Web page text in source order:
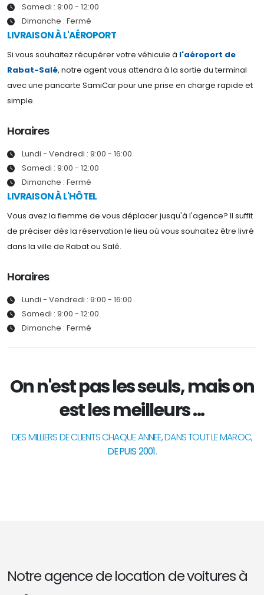
Samedi : 9:00 - 12:00
Dimanche : Fermé
LIVRAISON À L'AÉROPORT
Si vous souhaitez récupérer votre véhicule à l'aéroport de
Rabat-Salé, notre agent vous attendra à la sortie du terminal
avec une pancarte SamiCar pour une prise en charge rapide et
simple.
Horaires
Lundi - Vendredi : 9:00 - 16:00
Samedi : 9:00 - 12:00
Dimanche : Fermé
LIVRAISON À L'HÔTEL
Vous avez la flemme de vous déplacer jusqu'à l'agence? Il suffit
de préciser dès la réservation le lieu où vous souhaitez être livré
dans la ville de Rabat ou Salé.
Horaires
Lundi - Vendredi : 9:00 - 16:00
Samedi : 9:00 - 12:00
Dimanche : Fermé
On n'est pas les seuls, mais on
est les meilleurs ...
DES MILLIERS DE CLIENTS CHAQUE ANNEE, DANS TOUT LE MAROC,
DEPUIS 2001.
Notre agence de location de voitures à